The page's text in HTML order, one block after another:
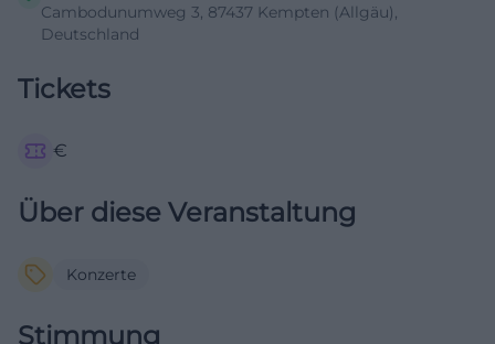
Cambodunumweg 3, 87437 Kempten (Allgäu),
Deutschland
Tickets
€
Über diese Veranstaltung
Konzerte
Stimmung